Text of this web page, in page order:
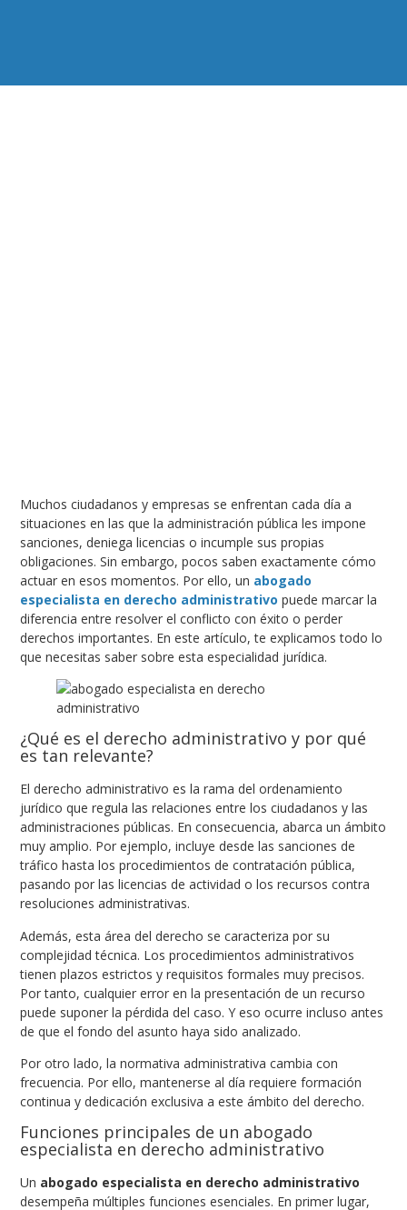
Muchos ciudadanos y empresas se enfrentan cada día a
situaciones en las que la administración pública les impone
sanciones, deniega licencias o incumple sus propias
obligaciones. Sin embargo, pocos saben exactamente cómo
actuar en esos momentos. Por ello, un abogado
especialista en derecho administrativo puede marcar la
diferencia entre resolver el conflicto con éxito o perder
derechos importantes. En este artículo, te explicamos todo lo
que necesitas saber sobre esta especialidad jurídica.
¿Qué es el derecho administrativo y por qué
es tan relevante?
El derecho administrativo es la rama del ordenamiento
jurídico que regula las relaciones entre los ciudadanos y las
administraciones públicas. En consecuencia, abarca un ámbito
muy amplio. Por ejemplo, incluye desde las sanciones de
tráfico hasta los procedimientos de contratación pública,
pasando por las licencias de actividad o los recursos contra
resoluciones administrativas.
Además, esta área del derecho se caracteriza por su
complejidad técnica. Los procedimientos administrativos
tienen plazos estrictos y requisitos formales muy precisos.
Por tanto, cualquier error en la presentación de un recurso
puede suponer la pérdida del caso. Y eso ocurre incluso antes
de que el fondo del asunto haya sido analizado.
Por otro lado, la normativa administrativa cambia con
frecuencia. Por ello, mantenerse al día requiere formación
continua y dedicación exclusiva a este ámbito del derecho.
Funciones principales de un abogado
especialista en derecho administrativo
Un abogado especialista en derecho administrativo
desempeña múltiples funciones esenciales. En primer lugar,